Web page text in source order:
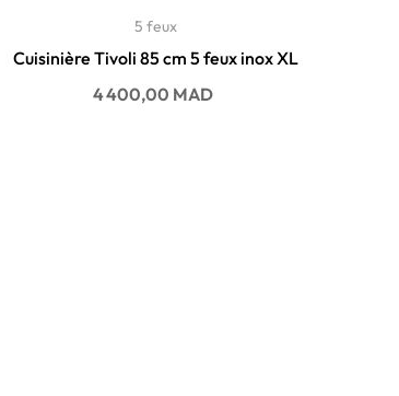
5 feux
Cuisinière Tivoli 85 cm 5 feux inox XL
Prix
4 400,00 MAD